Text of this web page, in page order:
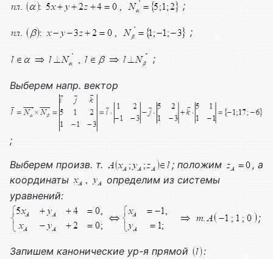
;
;
;
Выберем напр. вектор
;
Выберем произв. т.
; положим
, а
координаты
определим из системы
уравнений:
;
Запишем канонические ур-я прямой :